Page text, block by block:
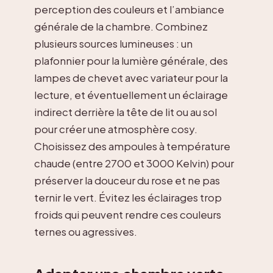
perception des couleurs et l’ambiance
générale de la chambre. Combinez
plusieurs sources lumineuses : un
plafonnier pour la lumière générale, des
lampes de chevet avec variateur pour la
lecture, et éventuellement un éclairage
indirect derrière la tête de lit ou au sol
pour créer une atmosphère cosy.
Choisissez des ampoules à température
chaude (entre 2700 et 3000 Kelvin) pour
préserver la douceur du rose et ne pas
ternir le vert. Évitez les éclairages trop
froids qui peuvent rendre ces couleurs
ternes ou agressives.